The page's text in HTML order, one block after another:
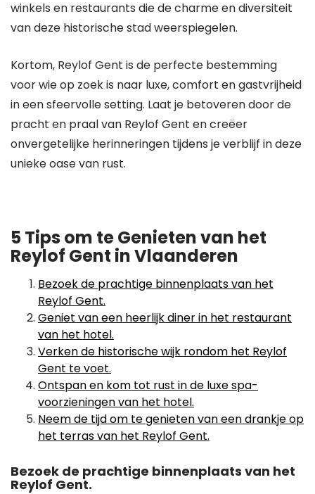
winkels en restaurants die de charme en diversiteit
van deze historische stad weerspiegelen.
Kortom, Reylof Gent is de perfecte bestemming
voor wie op zoek is naar luxe, comfort en gastvrijheid
in een sfeervolle setting. Laat je betoveren door de
pracht en praal van Reylof Gent en creëer
onvergetelijke herinneringen tijdens je verblijf in deze
unieke oase van rust.
5 Tips om te Genieten van het
Reylof Gent in Vlaanderen
Bezoek de prachtige binnenplaats van het
Reylof Gent.
Geniet van een heerlijk diner in het restaurant
van het hotel.
Verken de historische wijk rondom het Reylof
Gent te voet.
Ontspan en kom tot rust in de luxe spa-
voorzieningen van het hotel.
Neem de tijd om te genieten van een drankje op
het terras van het Reylof Gent.
Bezoek de prachtige binnenplaats van het
Reylof Gent.